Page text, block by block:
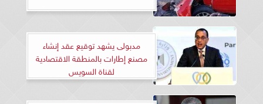
مدبولى يشهد توقيع عقد إنشاء
مصنع إطارات بالمنطقة الاقتصادية
لقناة السويس